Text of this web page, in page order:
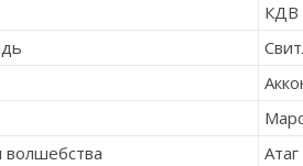
КДВ
волшебства
Атаг